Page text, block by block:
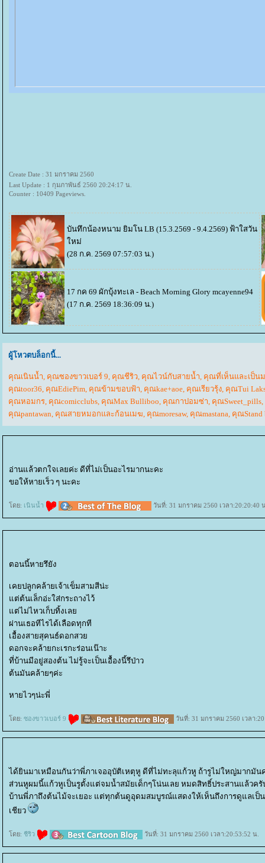
Create Date : 31 มกราคม 2560
Last Update : 1 กุมภาพันธ์ 2560 20:24:17 น.
Counter : 10409 Pageviews.
บันทึกน้องหนาม ยิมโน LB (15.3.2569 - 9.4.2569) ฟ้าใสวัน
หม่
(28 ก.ค. 2569 07:57:03 น.)
17 กค 69 ผักบุ้งทะเล - Beach Morning Glory mcayenne94
(17 ก.ค. 2569 18:36:09 น.)
ผู้โหวตบล็อกนี้...
คุณเนินน้ำ, คุณซองขาวเบอร์ 9, คุณชีริว, คุณไวน์กับสายน้ำ, คุณที่เห็นและเป็น
คุณtoor36, คุณEdiePim, คุณข้ามขอบฟ้า, คุณkae+aoe, คุณเรียวรุ้ง, คุณTui
คุณหอมกร, คุณcomicclubs, คุณMax Bulliboo, คุณกาปอมซ่า, คุณSweet_pills,
คุณpantawan, คุณสายหมอกและก้อนเมฆ, คุณmoresaw, คุณmastana, คุณStand
อ่านแล้วตกใจเลยค่ะ ดีที่ไม่เป็นอะไรมากนะคะ
ขอให้หายเร็ว ๆ นะคะ
ดย: เนินน้ำ วันที่: 31 มกราคม 2560 เวลา:20:20:40
ตอนนี้หายรึยัง
เคยปลูกคล้ายเจ้าเข็มสามสีน่ะ
ต่ต้นเล็กอ่ะใส่กระถางไว้
ต่ไม่ไหวเก็บทิ้งเล
ผ่านเธอทีไรได้เลือดทุกที
เอื้องสายสุคนธ์ดอกสว
ดอกจะคล้ายกะเรกะร่อนเน๊าะ
ที่บ้านมีอยู่สองต้น ไม่รู้จะเป็นเอื้องนี้รึป่าว
ต้นมันคล้ายๆค่ะ
หายไวๆน่ะพี่
ดย: ซองขาวเบอร์ 9 วันที่: 31 มกราคม 2560 เวลา
ได้ยินมาเหมือนกันว่าพี่ภาเจออุบัติเหตุหู ดีที่ไม่ทะลุแก้วหู ถ้ารูไม่ใหญ่มากมัน
ส่วนหูผมนี้แก้วหูเป็นรูตั้งแต่จมน้ำสมัยเด็กๆโน่นเลย หมดสิทธิ์ประสานแล้วครั
บ้านพี่ภาถึงต้นไม้จะเยอะ แต่ทุกต้นดูอุดมสมบูรณ์แสดงให้เห็นถึงการดูแลเป็
เชียว
ดย: ชีริว วันที่: 31 มกราคม 2560 เวลา:20:53:52 น.